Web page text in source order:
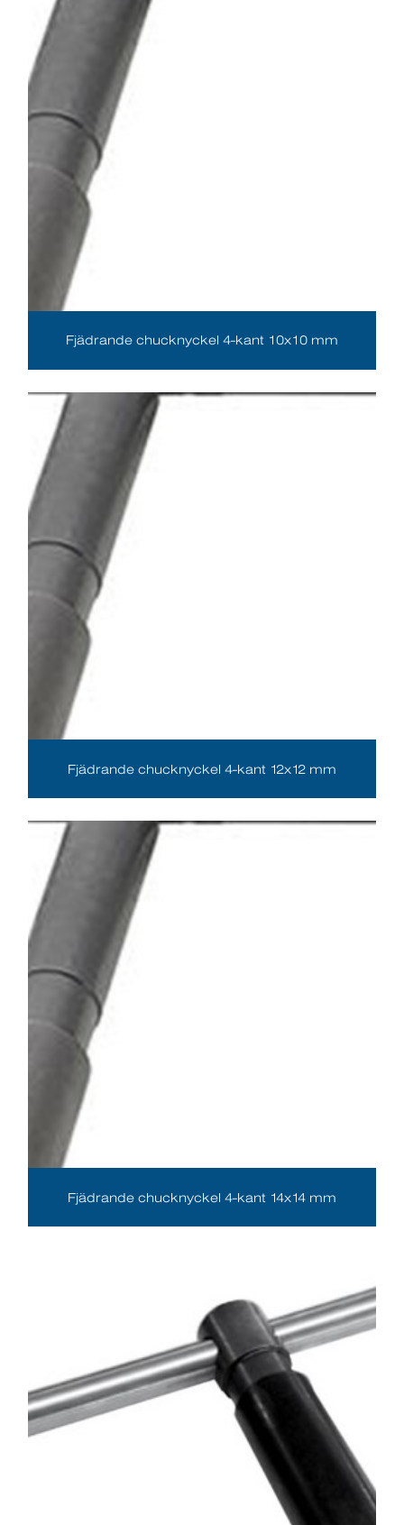
Fjädrande chucknyckel 4-kant 10x10 mm
Fjädrande chucknyckel 4-kant 12x12 mm
Fjädrande chucknyckel 4-kant 14x14 mm